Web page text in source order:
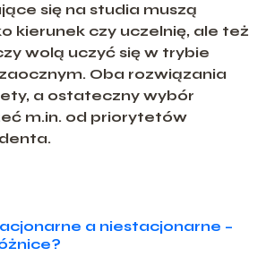
się na studia muszą
kierunek czy uczelnię, ale też
wolą uczyć się w trybie
Oba rozwiązania
a ostateczny wybór
m.in. od priorytetów
a niestacjonarne –